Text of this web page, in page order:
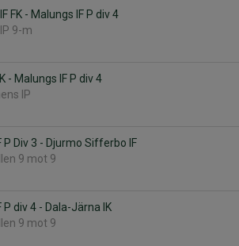
FK - Malungs IF P div 4
9-m
- Malungs IF P div 4
IP
P Div 3 - Djurmo Sifferbo IF
9 mot 9
P div 4 - Dala-Järna IK
9 mot 9